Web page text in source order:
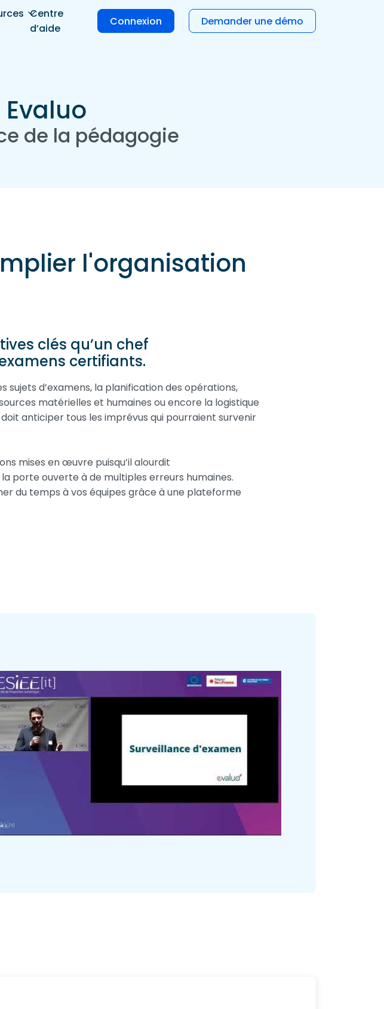
Centre
d’aide
Connexion Demander une démo
Evaluo
de la pédagogie
l'organisation
clés qu’un chef
certifiants.
d’examens, la planification des opérations,
matérielles et humaines ou encore la logistique
anticiper tous les imprévus qui pourraient survenir
mises en œuvre puisqu’il alourdit
porte ouverte à de multiples erreurs humaines.
du temps à vos équipes grâce à une plateforme